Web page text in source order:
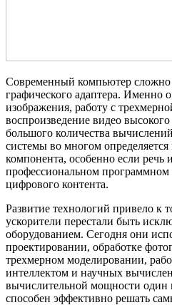
Современный компьютер сложно
графического адаптера. Именно
изображения, работу с
воспроизведение видео
большого количества
системы во многом
компонента, особенно если речь
профессиональном программном
цифрового контента.
Развитие технологий привело к
ускорители перестали быть
оборудованием. Сегодня они
проектировании, обработке
трехмерном моделировании,
интеллектом и научных
вычислительной мощности один
способен эффективно решать